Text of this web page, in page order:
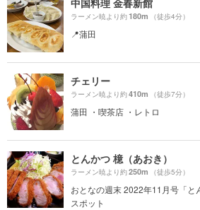
中国料理 金春新館
ラーメン暁より約180m （徒歩4分）
📍蒲田
チェリー
ラーメン暁より約410m （徒歩7分）
蒲田 ・喫茶店 ・レトロ
とんかつ 檍（あおき）
ラーメン暁より約250m （徒歩5分）
おとなの週末 2022年11月号「と
スポット